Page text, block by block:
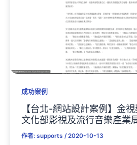
成功案例
【台北-網站設計案例】金
文化部影視及流行音樂產業
作者: supports /2020-10-13